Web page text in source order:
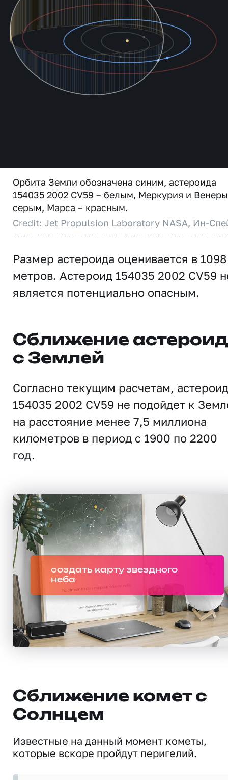
Орбита Земли обозначена синим, астероида
154035 2002 CV59 – белым, Меркурия и
серым, Марса – красным.
Credit: Jet Propulsion Laboratory NASA, Ин-
Размер астероида оценивается в 1098
метров. Астероид 154035 2002 CV59
является потенциально опасным.
Сближение
с Землей
Согласно текущим расчетам, астероид
154035 2002 CV59 не подойдет к
на расстояние менее 7,5 миллиона
километров в период с 1900 по 2200
год.
создать карту звездного
неба
Сближение комет с
Солнцем
Известные на данный момент кометы,
которые вскоре пройдут перигелий.